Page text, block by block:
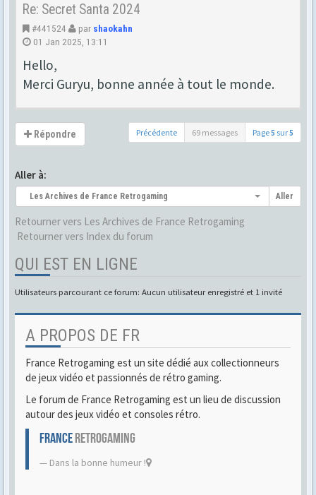
Re: Secret Santa 2024
#441524 par shaokahn
01 Jan 2025, 13:11
Hello,
Merci Guryu, bonne année à tout le monde.
Répondre Précédente 69 messages Page5 sur5
Aller à:
Les Archives de France Retrogaming Aller
Retourner vers Les Archives de France Retrogaming
Retourner vers Index du forum
QUI EST EN LIGNE
Utilisateurs parcourant ce forum: Aucun utilisateur enregistré et 1 invité
A PROPOS DE FR
France Retrogaming est un site dédié aux collectionneurs
de jeux vidéo et passionnés de rétro gaming.
Le forum de France Retrogaming est un lieu de discussion
autour des jeux vidéo et consoles rétro.
FRANCERETROGAMING
Dans la bonne humeur !